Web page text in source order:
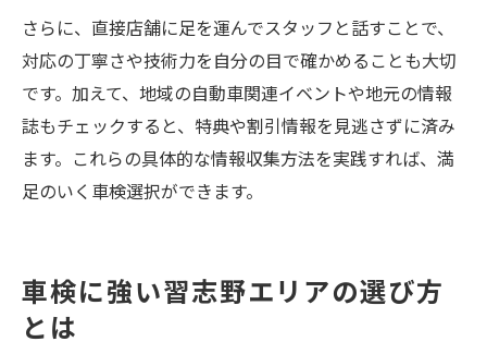
さらに、直接店舗に足を運んでスタッフと話すことで、
対応の丁寧さや技術力を自分の目で確かめることも大切
です。加えて、地域の自動車関連イベントや地元の情報
誌もチェックすると、特典や割引情報を見逃さずに済み
ます。これらの具体的な情報収集方法を実践すれば、満
足のいく車検選択ができます。
車検に強い習志野エリアの選び方
とは